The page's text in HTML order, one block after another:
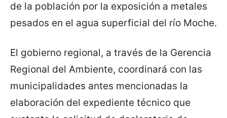
de la población por la exposición a metales
pesados en el agua superficial del río Moche.
El gobierno regional, a través de la Gerencia
Regional del Ambiente, coordinará con las
municipalidades antes mencionadas la
elaboración del expediente técnico que